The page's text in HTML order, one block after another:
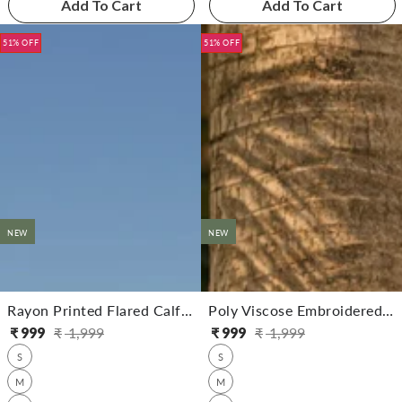
Add To Cart Add To Cart
NEW
Rayon Printed Flared Calf Length Dress
₹1,999
సాధారణ
అమ్ముడు
₹ 999
S
M
51% OFF
NEW
Poly Viscose Embroidered Flared Calf Length Dress
₹1,999
సాధారణ
అమ్ముడు
₹ 999
S
M
51% OFF